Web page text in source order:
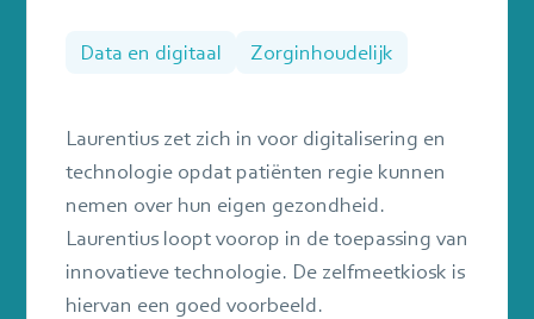
Data en digitaal Zorginhoudelijk
Laurentius zet zich in voor digitalisering en
technologie opdat patiënten regie kunnen
nemen over hun eigen gezondheid.
Laurentius loopt voorop in de toepassing van
innovatieve technologie. De zelfmeetkiosk is
hiervan een goed voorbeeld.